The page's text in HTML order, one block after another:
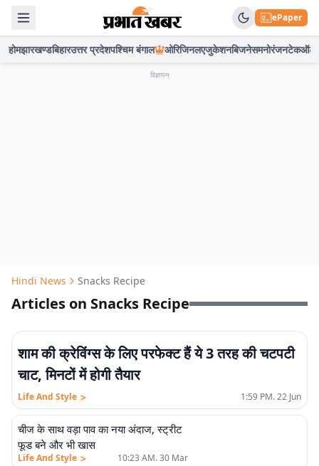
ePaper
होमझारखण्डबिहारउत्तर प्रदेशपश्चिम बंगाल ओरिजिनलएजुकेशनबिजनेसमनोरंजनटेकऑटो
विज्ञापन
Hindi News Snacks Recipe
Articles on Snacks Recipe
शाम की क्रेविंग्स के लिए परफेक्ट हैं ये 3 तरह की चटपटी
चाट, मिनटों में होगी तैयार
Life And Style > 1:59 PM. 22 Jun
चीज के साथ वड़ा पाव का नया अंदाज, स्ट्रीट
फूड बने और भी खास
Life And Style > 10:23 AM. 30 Mar